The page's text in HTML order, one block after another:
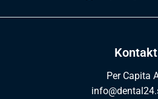
Kontakt
Per Capita